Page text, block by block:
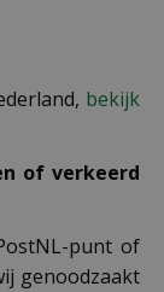
bekijk
of verkeerd
punt of
genoodzaakt